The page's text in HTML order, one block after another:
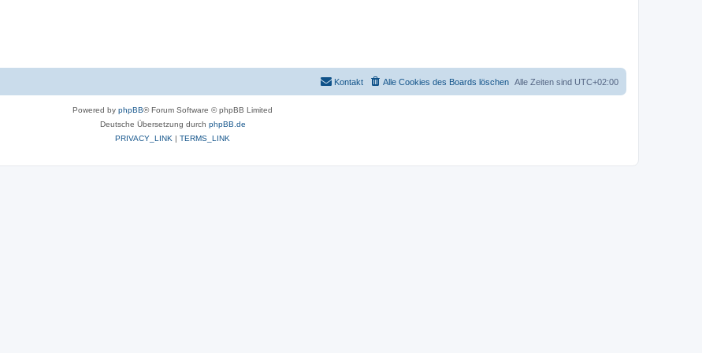
Alle Zeiten sind UTC+02:00
Alle Cookies des Boards löschen
Kontakt
Powered by phpBB® Forum Software © phpBB Limited
Deutsche Übersetzung durch phpBB.de
PRIVACY_LINK | TERMS_LINK